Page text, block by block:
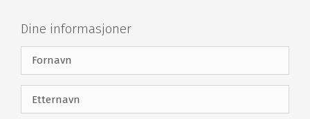
søvn når du vil oppleve de mange tilbudene som Odense
har å tilby. Når du våkner kan du nyte den store,
Restaurant
Dine informasjoner